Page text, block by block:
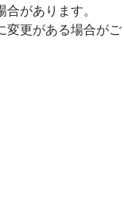
があります。
変更がある場合がご